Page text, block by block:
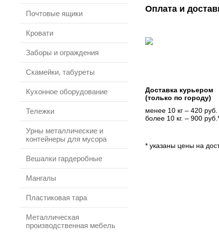
Почтовые ящики
Кровати
Заборы и ограждения
Скамейки, табуреты
Кухонное оборудование
Тележки
Урны металлические и
контейнеры для мусора
Вешалки гардеробные
Мангалы
Пластиковая тара
Металлическая
производственная мебель
Оплата и
Доставка курьером
(только по городу)
менее 10 кг – 420 руб.
более 10 кг. – 900
* указаны цены на